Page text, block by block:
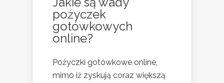
pożyczek
gotówkowych
online?
Pożyczki gotówkowe online,
mimo iż zyskują coraz większą